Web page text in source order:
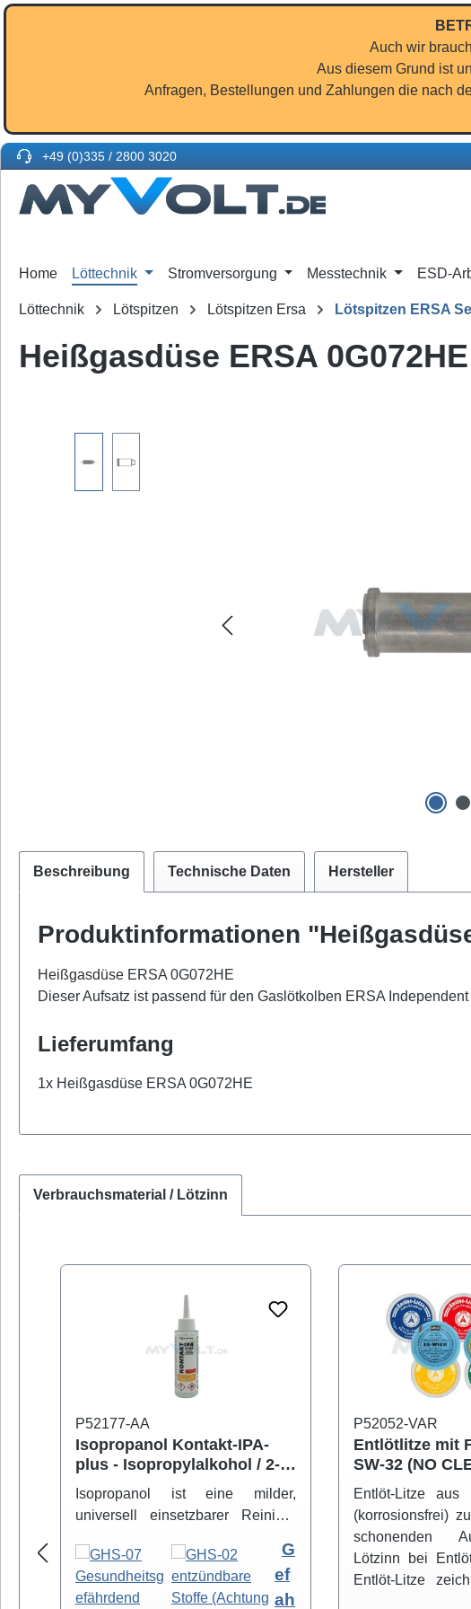
Auch wir
Aus diesem Grund ist
Anfragen, Bestellungen und Zahlungen die nach
+49 (0)335 / 2800 3020
Home Löttechnik Stromversorgung Messtechnik ESD-
Löttechnik Lötspitzen Lötspitzen Ersa Lötspitzen ERSA
Heißgasdüse ERSA 0G072HE
Beschreibung Technische Daten Hersteller
Produktinformationen
Heißgasdüse ERSA 0G072HE
Dieser Aufsatz ist passend für den Gaslötkolben ERSA Independent
Lieferumfang
1x Heißgasdüse ERSA 0G072HE
Verbrauchsmaterial / Lötzinn
P52177-AA
Isopropanol Kontakt-IPA-
plus - Isopropylalkohol / 2-
Propanol
Isopropanol ist eine milder,
universell einsetzbarer Reiniger
Schmutz- und Fettbelägen.
Hochreiner Isopropanol-Alkohol (
99,8% ) eignet sich zur
G
ef
ah
P52052-VAR
Entlötlitze mit
SW-32 (NO
verschieden
Entlöt-Litze aus
(korrosionsfrei)
schonenden
Lötzinn bei
Entlöt-Litze